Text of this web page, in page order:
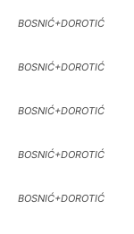
BOSNIĆ+DOROTIĆ
BOSNIĆ+DOROTIĆ
BOSNIĆ+DOROTIĆ
BOSNIĆ+DOROTIĆ
BOSNIĆ+DOROTIĆ